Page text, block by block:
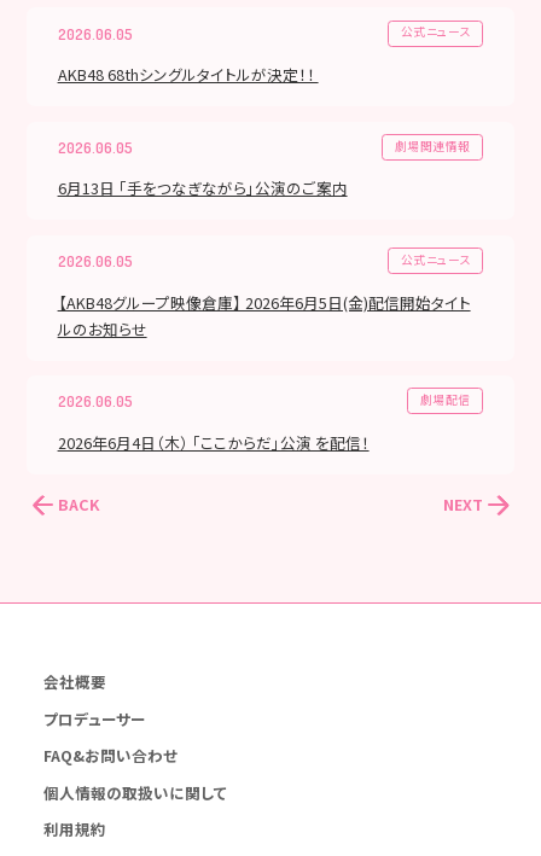
2026.06.05 公式ニュース
AKB48 68thシングルタイトルが決定！！
2026.06.05 劇場関連情報
6月13日 「手をつなぎながら」公演のご案内
2026.06.05 公式ニュース
【AKB48グループ映像倉庫】 2026年6月5日(金)配信開始タイト
ルのお知らせ
2026.06.05 劇場配信
2026年6月4日（木） 「ここからだ」公演 を配信！
BACK NEXT
会社概要
プロデューサー
FAQ&お問い合わせ
個人情報の取扱いに関して
利用規約